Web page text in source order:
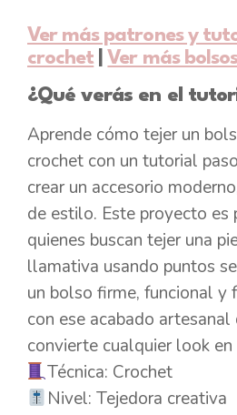
Ver más patrones y
crochet
Ver más
¿Qué verás en el
Aprende cómo tejer un
crochet con un tutorial
crear un accesorio
de estilo. Este proyecto es
quienes buscan tejer una
llamativa usando puntos
un bolso firme, funcional y
con ese acabado
convierte cualquier look
Técnica: Crochet
Nivel: Tejedora creativa